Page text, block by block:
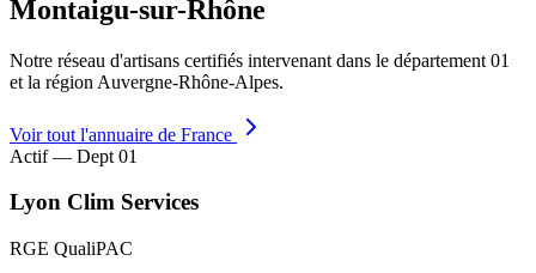
Montaigu-sur-Rhône
Notre réseau d'artisans certifiés intervenant dans le département 01
et la région Auvergne-Rhône-Alpes.
Voir tout l'annuaire de France
Actif — Dept 01
Lyon Clim Services
RGE QualiPAC